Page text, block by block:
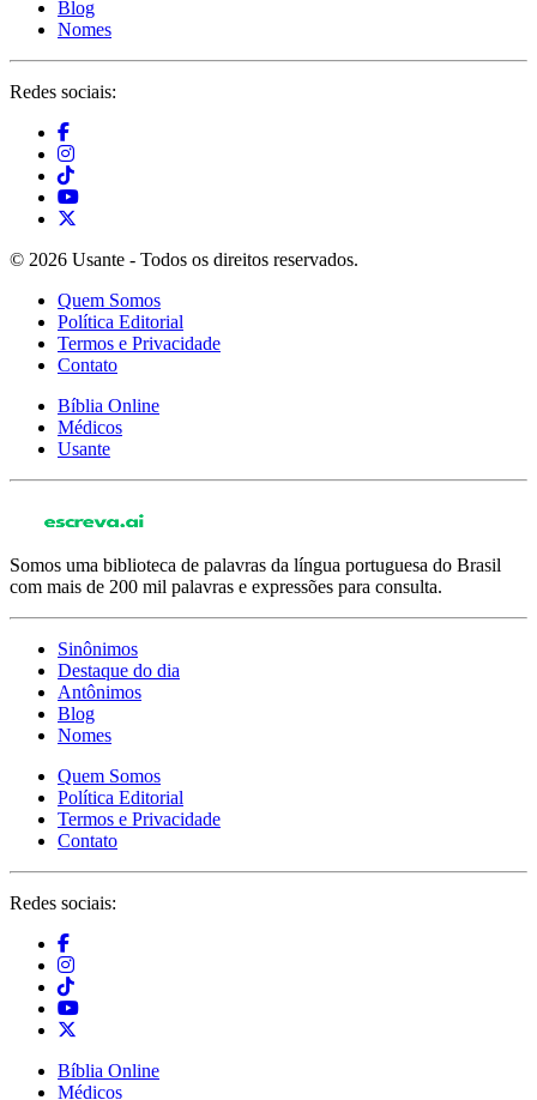
Blog
Nomes
Redes sociais:
© 2026 Usante - Todos os direitos reservados.
Quem Somos
Política Editorial
Termos e Privacidade
Contato
Bíblia Online
Médicos
Usante
Somos uma biblioteca de palavras da língua portuguesa do Brasil
com mais de 200 mil palavras e expressões para consulta.
Sinônimos
Destaque do dia
Antônimos
Blog
Nomes
Quem Somos
Política Editorial
Termos e Privacidade
Contato
Redes sociais:
Bíblia Online
Médicos